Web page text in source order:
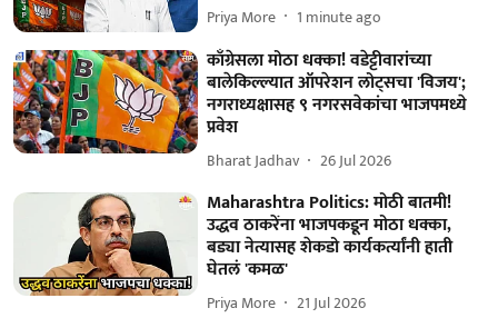
Priya More 1 minute ago
काँग्रेसला मोठा धक्का! वडेट्टीवारांच्या
बालेकिल्ल्यात ऑपरेशन लोट्सचा 'विजय';
नगराध्यक्षासह ९ नगरसवेकांचा भाजपमध्ये
प्रवेश
Bharat Jadhav 26 Jul 2026
Maharashtra Politics: मोठी बातमी!
उद्धव ठाकरेंना भाजपकडून मोठा धक्का,
बड्या नेत्यासह शेकडो कार्यकर्त्यांनी हाती
घेतलं 'कमळ'
Priya More 21 Jul 2026